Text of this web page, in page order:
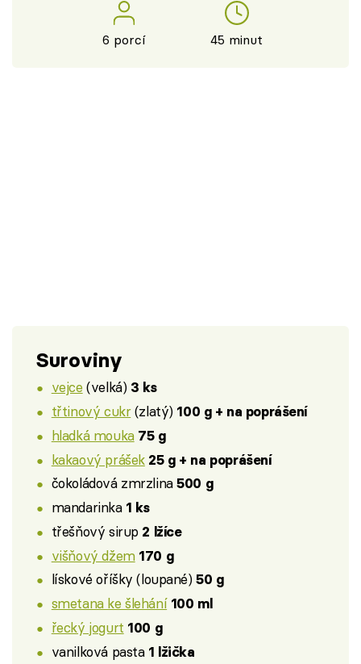
6 porcí 45 minut
Suroviny
vejce (velká) 3 ks
třtinový cukr(zlatý) 100 g + na poprášení
hladká mouka 75 g
kakaový prášek 25 g + na poprášení
čokoládová zmrzlina500 g
mandarinka 1 ks
třešňový sirup 2 lžíce
višňový džem 170 g
lískové oříšky (loupané)50 g
smetana ke šlehání 100 ml
řecký jogurt 100 g
vanilková pasta 1 lžička